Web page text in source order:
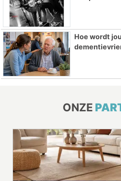
Hoe wordt
ONZE